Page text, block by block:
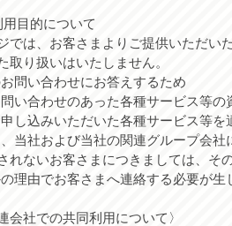
目的について
では、お客さまよりご提供いただい
取り扱いはいたしません。
問い合わせにお答えするため
い合わせのあった各種サービス等の
し込みいただいた各種サービス等を
当社および当社の関連グループ会
れないお客さまにつきましては、そ
理由でお客さまへ連絡する必要が生
会社での共同利用について〉